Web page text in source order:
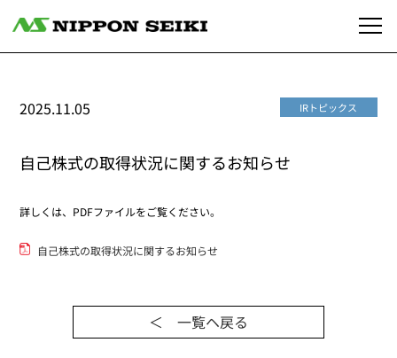
IRトピックス
2025.11.05
自己株式の取得状況に関するお知らせ
詳しくは、PDFファイルをご覧ください。
自己株式の取得状況に関するお知らせ
＜ 一覧ヘ戻る